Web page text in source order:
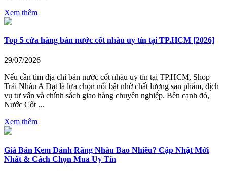
Xem thêm
Top 5 cửa hàng bán nước cốt nhàu uy tín tại TP.HCM [2026]
29/07/2026
Nếu cần tìm địa chỉ bán nước cốt nhàu uy tín tại TP.HCM, Shop
Trái Nhàu A Đạt là lựa chọn nổi bật nhờ chất lượng sản phẩm, dịch
vụ tư vấn và chính sách giao hàng chuyên nghiệp. Bên cạnh đó,
Nước Cốt ...
Xem thêm
Giá Bán Kem Đánh Răng Nhàu Bao Nhiêu? Cập Nhật Mới
Nhất & Cách Chọn Mua Uy Tín